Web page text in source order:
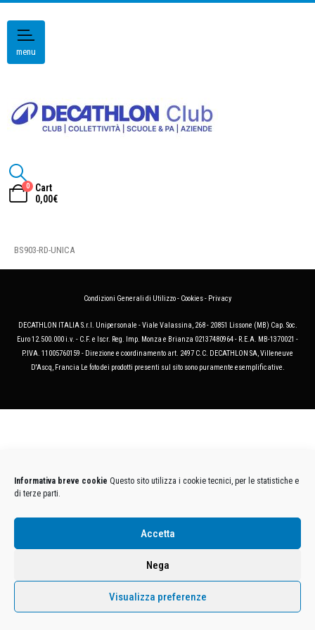
Informativa breve cookie Questo sito utilizza i cookie tecnici, per le statistiche e
di terze parti.
Accetta
Nega
Visualizza preferenze
menu
0
Cart
0,00€
BS903-RD-UNICA
Condizioni Generali di Utilizzo- Cookies- Privacy
DECATHLON ITALIA S.r.l. Unipersonale - Viale Valassina, 268 - 20851 Lissone (MB) Cap. Soc.
Euro 12.500.000 i.v. - C.F. e Iscr. Reg. Imp. Monza e Brianza 02137480964 - R.E.A. MB-1370021 -
P.IVA. 11005760159 - Direzione e coordinamento art. 2497 C.C. DECATHLON SA, Villeneuve
D'Ascq, Francia Le foto dei prodotti presenti sul sito sono puramente esemplificative.